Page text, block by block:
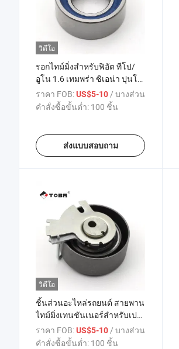
วิดีโอ
รอกไทม์มิ่งสำหรับฟิอัต ทีโป/
อูโน 1.6 เทมพร่า ซิเอน่า ปุนโต
แพนด้า พาลิโอ ฟิอรีโน่ ปิ๊คอัพ
1.0/1.2/1.3/1.4/1.6L
ราคา FOB:US$5-10/ บางส่วน
คำสั่งซื้อขั้นต่ำ: 100 ชิ้น
ส่งแบบสอบถาม
วิดีโอ
ชิ้นส่วนอะไหล่รถยนต์ สายพาน
ไทม์มิ่งเทนชันเนอร์สำหรับเปอ
โยต์ 206/307/Partner 1.6 16V
2000-2007 82982 0829C7
ราคา FOB:US$5-10 / บางส่วน
คำสั่งซื้อขั้นต่ำ: 100 ชิ้น